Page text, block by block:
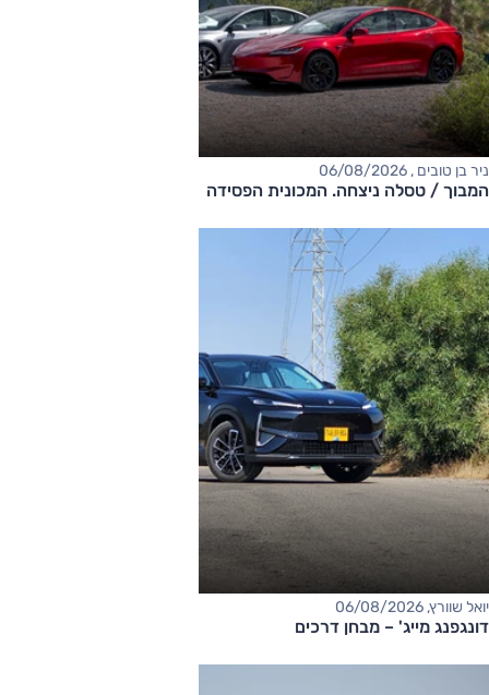
ניר בן טובים , 06/08/2026
המבוך / טסלה ניצחה. המכונית הפסידה
יואל שוורץ, 06/08/2026
דונגפנג מייג' – מבחן דרכים